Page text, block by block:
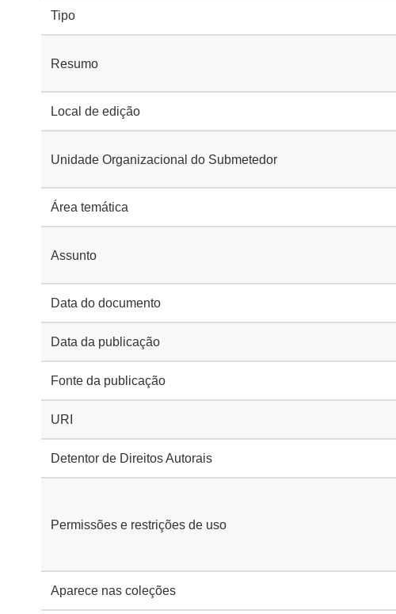
Tipo
Resumo
Local de edição
Unidade Organizacional do Submetedor
Área temática
Assunto
Data do documento
Data da publicação
Fonte da publicação
URI
Detentor de Direitos Autorais
Permissões e restrições de uso
Aparece nas coleções